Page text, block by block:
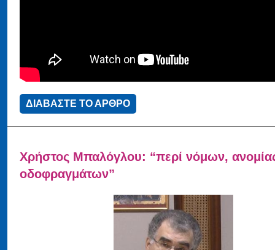
ΔΙΑΒΑΣΤΕ ΤΟ ΑΡΘΡΟ
Χρήστος Μπαλόγλου: “περί νόμων,
οδοφραγμάτων”